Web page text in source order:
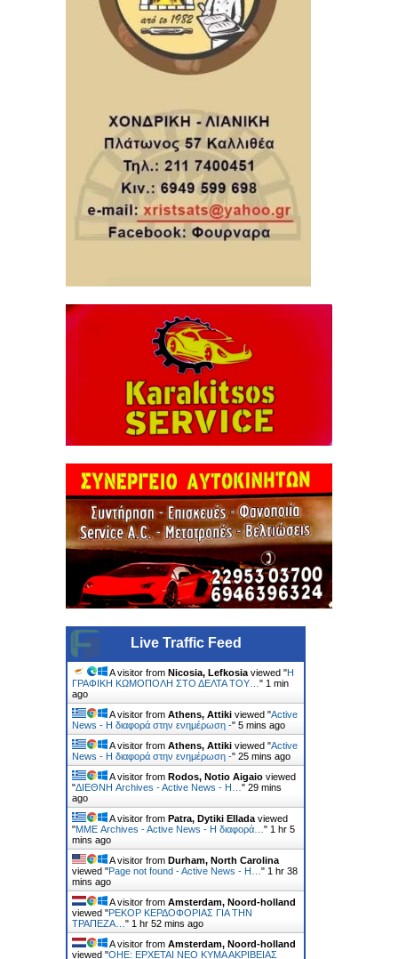
Live Traffic Feed
A visitor from Nicosia, Lefkosia viewed "Η
ΓΡΑΦΙΚΗ ΚΩΜΟΠΟΛΗ ΣΤΟ ΔΕΛΤΑ ΤΟΥ… " 1 min
ago
A visitor from Athens, Attiki viewed "Active
News - Η διαφορά στην ενημέρωση -" 5 mins ago
A visitor from Athens, Attiki viewed "Active
News - Η διαφορά στην ενημέρωση -" 25 mins ago
A visitor from Rodos, Notio Aigaio viewed
"ΔΙΕΘΝΗ Archives - Active News - Η… " 29 mins
ago
A visitor from Patra, Dytiki Ellada viewed
"ΜΜΕ Archives - Active News - Η διαφορά… " 1 hr 5
mins ago
A visitor from Durham, North Carolina
viewed "Page not found - Active News - Η… " 1 hr 38
mins ago
A visitor from Amsterdam, Noord-holland
viewed "ΡΕΚΟΡ ΚΕΡΔΟΦΟΡΙΑΣ ΓΙΑ ΤΗΝ
ΤΡΑΠΕΖΑ… " 1 hr 52 mins ago
A visitor from Amsterdam, Noord-holland
viewed "ΟΗΕ: ΕΡΧΕΤΑΙ ΝΕΟ ΚΥΜΑ ΑΚΡΙΒΕΙΑΣ